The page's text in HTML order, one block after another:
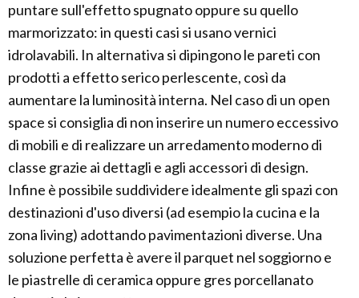
puntare sull'effetto spugnato oppure su quello
marmorizzato: in questi casi si usano vernici
idrolavabili. In alternativa si dipingono le pareti con
prodotti a effetto serico perlescente, così da
aumentare la luminosità interna. Nel caso di un open
space si consiglia di non inserire un numero eccessivo
di mobili e di realizzare un arredamento moderno di
classe grazie ai dettagli e agli accessori di design.
Infine è possibile suddividere idealmente gli spazi con
destinazioni d'uso diversi (ad esempio la cucina e la
zona living) adottando pavimentazioni diverse. Una
soluzione perfetta è avere il parquet nel soggiorno e
le piastrelle di ceramica oppure gres porcellanato